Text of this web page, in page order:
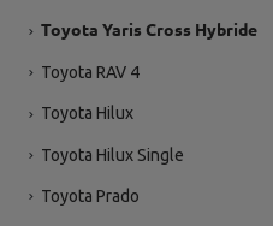
Toyota Yaris Cross Hybride
Toyota RAV 4
Toyota Hilux
Toyota Hilux Single
Toyota Prado